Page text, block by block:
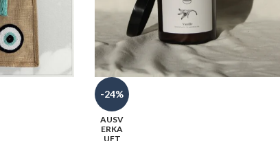
-24%
AUSV
ERKA
UFT